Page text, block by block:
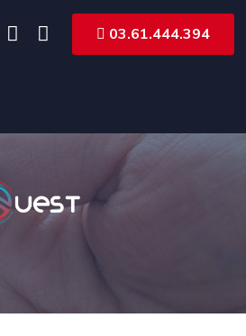
03.61.444.394